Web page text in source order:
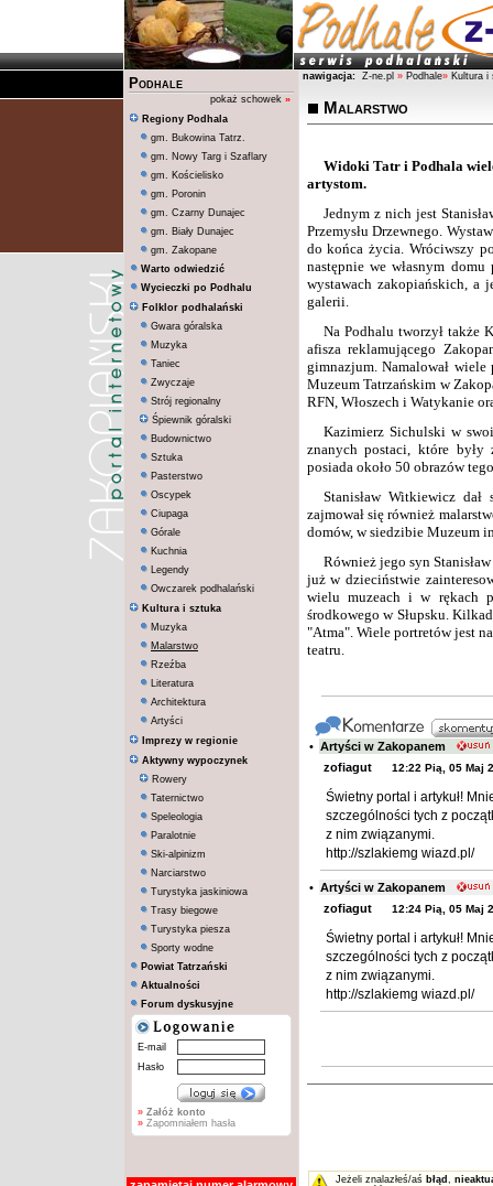
Podhale
pokaż schowek »
Regiony Podhala
gm. Bukowina Tatrz.
gm. Nowy Targ i Szaflary
gm. Kościelisko
gm. Poronin
gm. Czarny Dunajec
gm. Biały Dunajec
gm. Zakopane
Warto odwiedzić
Wycieczki po Podhalu
Folklor podhalański
Gwara góralska
Muzyka
Taniec
Zwyczaje
Strój regionalny
Śpiewnik góralski
Budownictwo
Sztuka
Pasterstwo
Oscypek
Ciupaga
Górale
Kuchnia
Legendy
Owczarek podhalański
Kultura i sztuka
Muzyka
Malarstwo
Rzeźba
Literatura
Architektura
Artyści
Imprezy w regionie
Aktywny wypoczynek
Rowery
Taternictwo
Speleologia
Paralotnie
Ski-alpinizm
Narciarstwo
Turystyka jaskiniowa
Trasy biegowe
Turystyka piesza
Sporty wodne
Powiat Tatrzański
Aktualności
Forum dyskusyjne
E-mail
Hasło
» Załóż konto
» Zapomniałem hasła
nawigacja: Z-ne.pl » Podhale» Kultura i
Malarstwo
Widoki Tatr i Podhala
artystom.
Jednym z nich jest
Przemysłu Drzewnego.
do końca życia. Wróciwszy
następnie we własnym
wystawach zakopiańskich, a
galerii.
Na Podhalu tworzył także
afisza reklamującego
gimnazjum. Namalował
Muzeum Tatrzańskim w
RFN, Włoszech i Watykanie
Kazimierz Sichulski w
znanych postaci, które były
posiada około 50 obrazów
Stanisław Witkiewicz
zajmował się również
domów, w siedzibie Muzeum
Również jego syn
już w dzieciństwie
wielu muzeach i w rękach
środkowego w Słupsku.
"Atma". Wiele portretów jest
teatru.
• Artyści w Zakopanem
zofiagut
12:22 Pią, 05 Maj
Świetny portal i artykuł!
szczególności tych z
z nim związanymi.
http://szlakiemg wiazd.pl/
• Artyści w Zakopanem
zofiagut
12:24 Pią, 05 Maj
Świetny portal i artykuł!
szczególności tych z
z nim związanymi.
http://szlakiemg wiazd.pl/
Jeżeli znalazłeś/aś błąd ,